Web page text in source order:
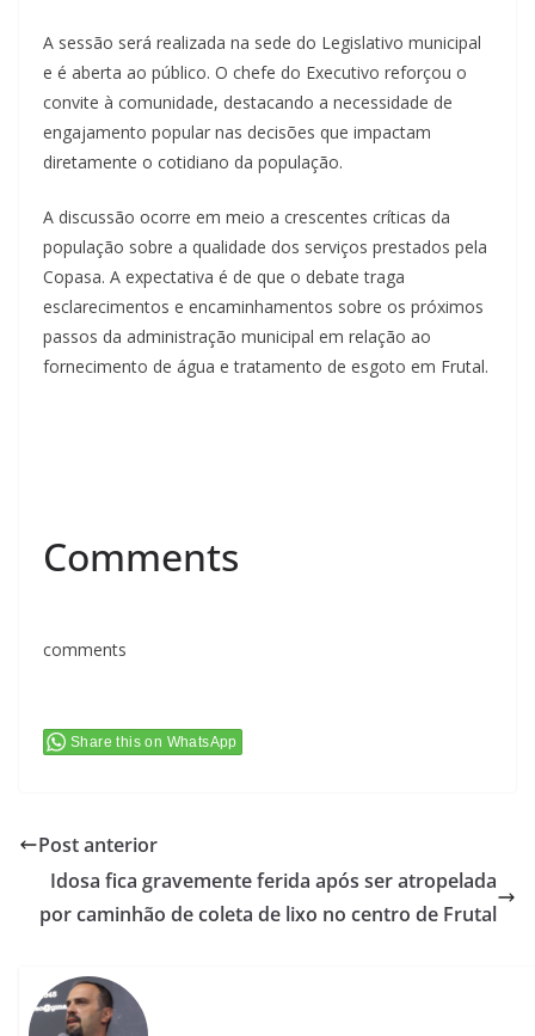
A sessão será realizada na sede do Legislativo municipal
e é aberta ao público. O chefe do Executivo reforçou o
convite à comunidade, destacando a necessidade de
engajamento popular nas decisões que impactam
diretamente o cotidiano da população.
A discussão ocorre em meio a crescentes críticas da
população sobre a qualidade dos serviços prestados pela
Copasa. A expectativa é de que o debate traga
esclarecimentos e encaminhamentos sobre os próximos
passos da administração municipal em relação ao
fornecimento de água e tratamento de esgoto em Frutal.
Comments
comments
Share this on WhatsApp
Post anterior
Idosa fica gravemente ferida após ser atropelada
por caminhão de coleta de lixo no centro de Frutal